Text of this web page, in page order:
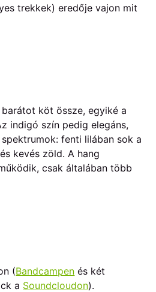
trekkek) eredője vajon mit
köt össze, egyiké a
indigó szín pedig elegáns,
fenti lilában sok a
kevés zöld. A hang
csak általában több
(Bandcampen és két
a Soundcloudon).